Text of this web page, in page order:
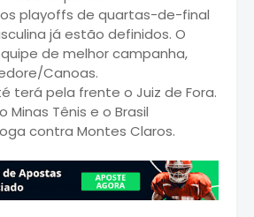
playoffs de quartas-de-final
já estão definidos. O
de melhor campanha,
Canoas.
terá pela frente o Juiz de Fora.
Minas Tênis e o Brasil
contra Montes Claros.